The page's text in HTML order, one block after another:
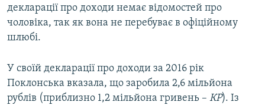
декларації про доходи немає відомостей про
чоловіка, так як вона не перебуває в офіційному
шлюбі.
У своїй декларації про доходи за 2016 рік
Поклонська вказала, що заробила 2,6 мільйона
рублів (приблизно 1,2 мільйона гривень – КР). Із